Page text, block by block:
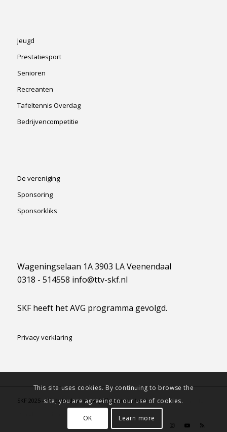
Jeugd
Prestatiesport
Senioren
Recreanten
Tafeltennis Overdag
Bedrijvencompetitie
De vereniging
Sponsoring
Sponsorkliks
Wageningselaan 1A 3903 LA Veenendaal
0318 - 514558 info@ttv-skf.nl
SKF heeft het AVG programma gevolgd.
Privacy verklaring
SKF 2025 - Website door www.jeffreyswebsite.nl -powered by Enfold
This site uses cookies. By continuing to browse the
site, you are agreeing to our use of cookies.
OK Learn more